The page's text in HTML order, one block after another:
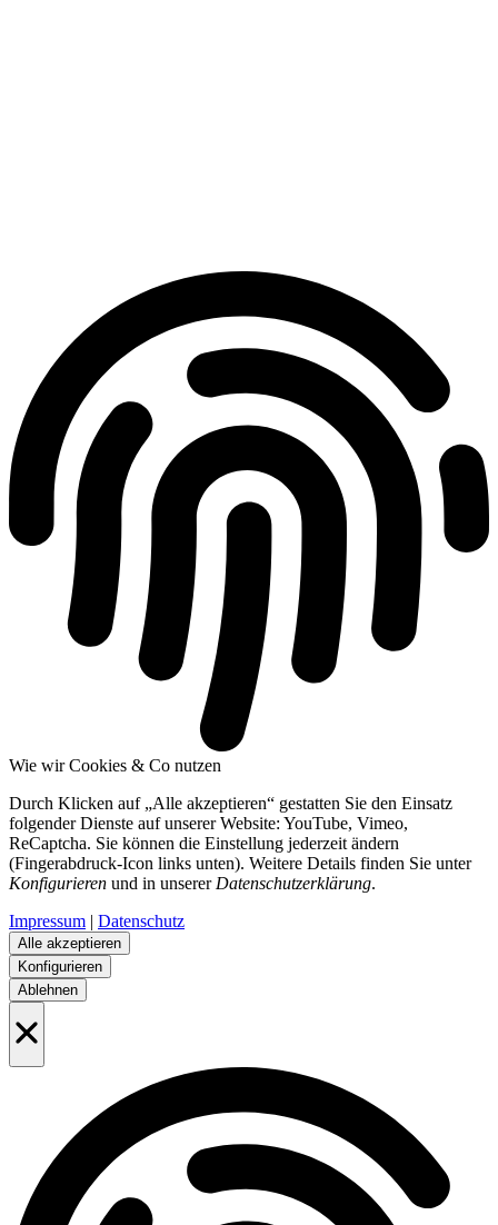
Wie wir Cookies & Co nutzen
Durch Klicken auf „Alle akzeptieren“ gestatten Sie den Einsatz
folgender Dienste auf unserer Website: YouTube, Vimeo,
ReCaptcha. Sie können die Einstellung jederzeit ändern
(Fingerabdruck-Icon links unten). Weitere Details finden Sie unter
Konfigurieren und in unserer Datenschutzerklärung.
Impressum | Datenschutz
Alle akzeptieren
Konfigurieren
Ablehnen